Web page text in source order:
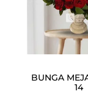
BUNGA
14